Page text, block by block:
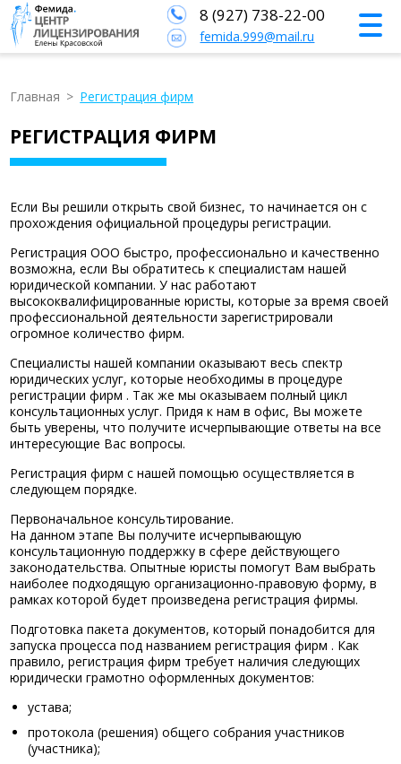
8 (927) 738-22-00
femida.999@mail.ru
Главная > Регистрация фирм
РЕГИСТРАЦИЯ ФИРМ
Если Вы решили открыть свой бизнес, то начинается он с
прохождения официальной процедуры регистрации.
Регистрация ООО быстро, профессионально и качественно
возможна, если Вы обратитесь к специалистам нашей
юридической компании. У нас работают
высококвалифицированные юристы, которые за время своей
профессиональной деятельности зарегистрировали
огромное количество фирм.
Специалисты нашей компании оказывают весь спектр
юридических услуг, которые необходимы в процедуре
регистрации фирм . Так же мы оказываем полный цикл
консультационных услуг. Придя к нам в офис, Вы можете
быть уверены, что получите исчерпывающие ответы на все
интересующие Вас вопросы.
Регистрация фирм с нашей помощью осуществляется в
следующем порядке.
Первоначальное консультирование.
На данном этапе Вы получите исчерпывающую
консультационную поддержку в сфере действующего
законодательства. Опытные юристы помогут Вам выбрать
наиболее подходящую организационно-правовую форму, в
рамках которой будет произведена регистрация фирмы.
Подготовка пакета документов, который понадобится для
запуска процесса под названием регистрация фирм . Как
правило, регистрация фирм требует наличия следующих
юридически грамотно оформленных документов:
устава;
протокола (решения) общего собрания участников
(участника);